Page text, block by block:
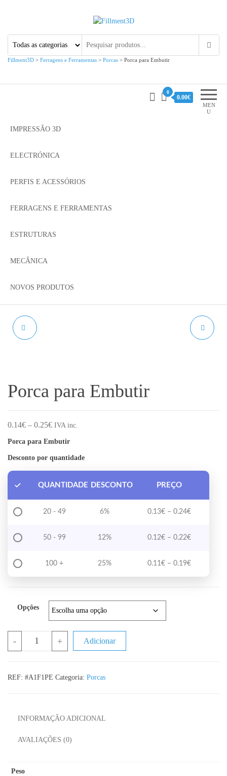
Fillment3D
Fillment3D > Ferragens e Ferramentas > Porcas > Porca para Embutir
MEN
U
0
0.00€
IMPRESSÃO 3D
ELECTRÓNICA
PERFIS E ACESSÓRIOS
FERRAGENS E FERRAMENTAS
ESTRUTURAS
MECÂNICA
NOVOS PRODUTOS
Porca para Embutir
0.14€ – 0.25€Price range: 0.14€ through 0.25€
IVA inc.
Porca para Embutir
Desconto por quantidade
QUANTIDADE DESCONTO PREÇO
20 - 49 6% 0.13€ – 0.24€Price
50 - 99 12% 0.12€ – 0.22€Price
100 + 25% 0.11 € – 0.19€Price
Opçôes
- + Adicionar
REF: #A1F1PE Categoria: Porcas
INFORMAÇÃO ADICIONAL
AVALIAÇÕES (0)
Peso